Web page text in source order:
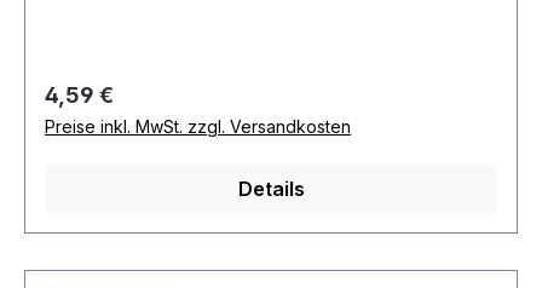
Regulärer Preis:
4,59 €
Preise inkl. MwSt. zzgl. Versandkosten
Details